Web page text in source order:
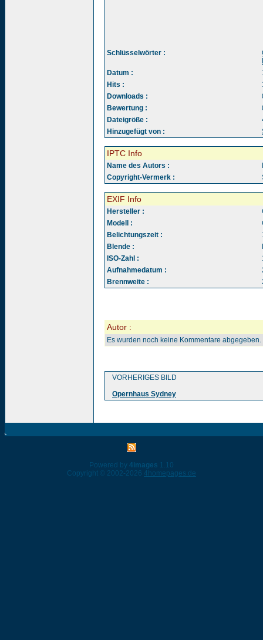
Schlüsselwörter :
Datum :
Hits :
Downloads :
Bewertung :
Dateigröße :
Hinzugefügt von :
IPTC Info
Name des Autors :
Copyright-Vermerk :
EXIF Info
Hersteller :
Modell :
Belichtungszeit :
Blende :
ISO-Zahl :
Aufnahmedatum :
Brennweite :
Autor :
Es wurden noch keine Kommentare abgegeben.
VORHERIGES BILD
Opernhaus Sydney
Powered by 4images 1.10
Copyright © 2002-2026 4homepages.de